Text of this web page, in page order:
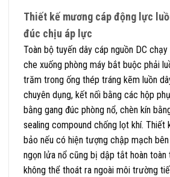
Thiết kế mương cáp động lực
đúc chịu áp lực
Toàn bộ tuyến dây cáp nguồn DC
che xuống phòng máy bắt buộc phải
trăm trong ống thép tráng kẽm luồn
chuyên dụng, kết nối bằng các hộp
bằng gang đúc phòng nổ, chèn kín
sealing compound chống lọt khí. Thiết
bảo nếu có hiện tượng chập mạch
ngọn lửa nổ cũng bị dập tắt hoàn toàn
không thể thoát ra ngoài môi trường